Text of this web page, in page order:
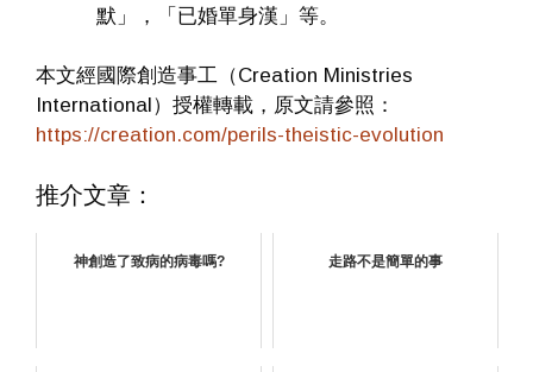
默」，「已婚單身漢」等。
本文經國際創造事工（Creation Ministries
International）授權轉載，原文請參照：
https://creation.com/perils-theistic-evolution
推介文章：
神創造了致病的病毒嗎? 走路不是簡單的事